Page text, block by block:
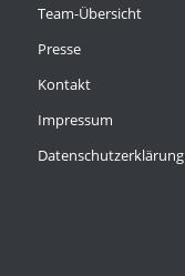
Team-Übersicht
Presse
Kontakt
Impressum
Datenschutzerklärung